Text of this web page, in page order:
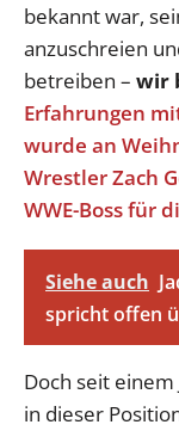
bekannt war,
anzuschreien
betreiben – wir
Erfahrungen
wurde an
Wrestler Zach
WWE-Boss für
Siehe auch
spricht offen
Doch seit
in dieser